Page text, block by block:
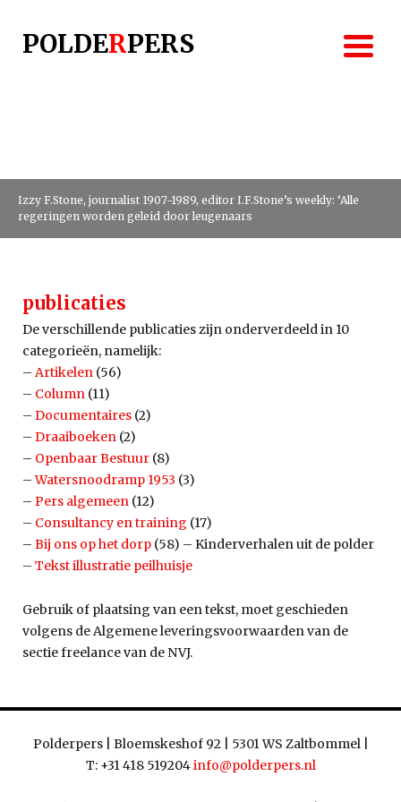
inhoud
POLDERPERS
Izzy F.Stone, journalist 1907-1989, editor I.F.Stone’s weekly: ‘Alle
regeringen worden geleid door leugenaars
Izzy F.Stone, journalist 1907-1989, editor I.F.Stone’s weekly: ‘Alle
regeringen worden geleid door leugenaars
publicaties
De verschillende publicaties zijn onderverdeeld in 10
categorieën, namelijk:
– Artikelen (56)
– Column (11)
– Documentaires (2)
– Draaiboeken (2)
– Openbaar Bestuur (8)
–Watersnoodramp 1953 (3)
– Pers algemeen (12)
– Consultancy en training (17)
– Bij ons op het dorp (58) – Kinderverhalen uit de polder
– Tekst illustratie peilhuisje
Gebruik of plaatsing van een tekst, moet geschieden
volgens de Algemene leveringsvoorwaarden van de
sectie freelance van de NVJ.
Polderpers | Bloemskeshof 92 | 5301 WS Zaltbommel |
T: +31 418 519204info@polderpers.nl